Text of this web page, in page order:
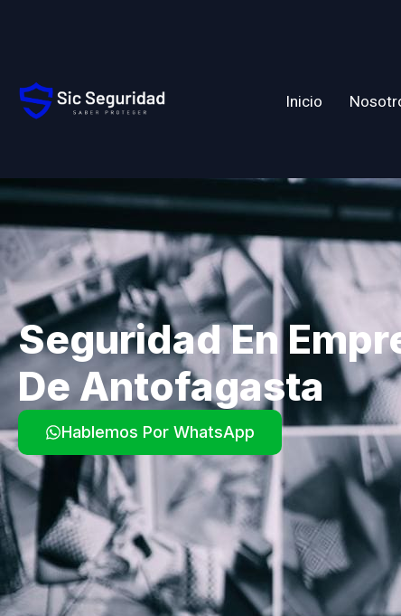
Inicio
Seguridad En
De Antofagasta
Hablemos Por WhatsApp